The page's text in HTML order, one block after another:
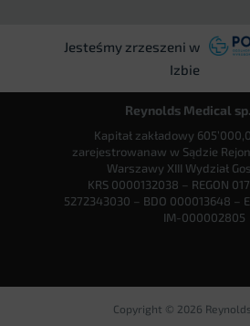
Jesteśmy zrzeszeni w
Izbie
Reynolds Medical
Kapitał zakładowy
zarejestrowanaw w Sądzie
Warszawy XIII Wydział
KRS 0000132038 – REGON
5272343030 – BDO 000013648 –
IM-000002805
Copyright © 2026